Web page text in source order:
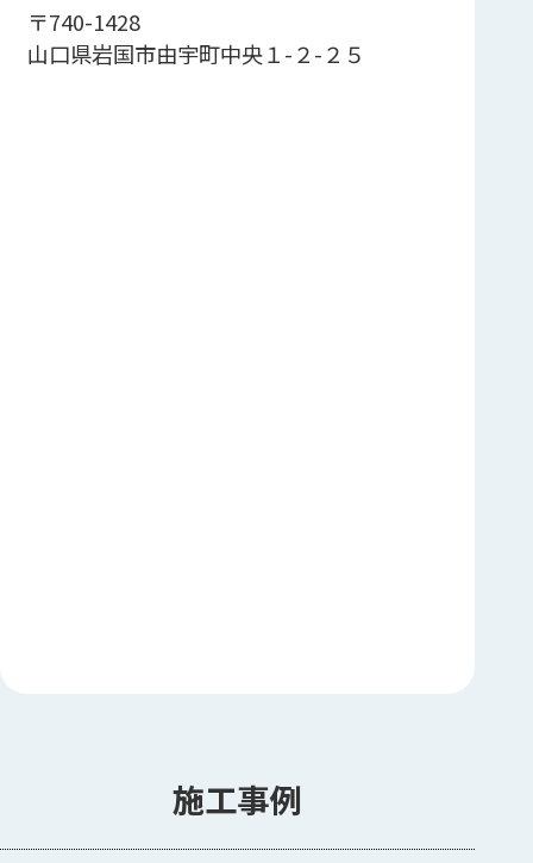
〒740-1428
山口県岩国市由宇町中央１-２-２５
施工事例